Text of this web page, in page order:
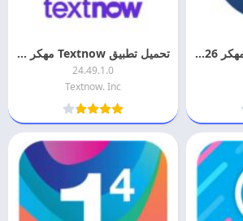
تحميل wpsapp pro مهكر 2026 اخر تحديث تحميل تطبيق Textnow مهكر 2026 اخر اصدار
24.49.1.0
Textnow. Inc